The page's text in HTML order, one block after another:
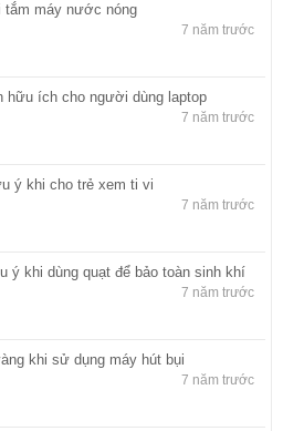
tắm máy nước nóng
7 năm trước
hữu ích cho người dùng laptop
7 năm trước
ý khi cho trẻ xem ti vi
7 năm trước
ý khi dùng quạt để bảo toàn sinh khí
7 năm trước
khi sử dụng máy hút bụi
7 năm trước